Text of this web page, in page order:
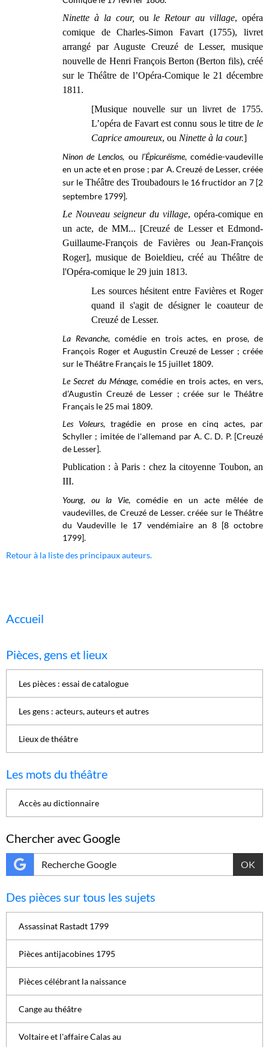
Ninette à la cour, ou le Retour au village, opéra
comique de Charles-Simon Favart (1755), livret
arrangé par Auguste Creuzé de Lesser, musique
nouvelle de Henri François Berton (Berton fils), créé
sur le Théâtre de l’Opéra-Comique le 21 décembre
1811.
[Musique nouvelle sur un livret de 1755.
L’opéra de Favart est connu sous le titre de le
Caprice amoureux, ou Ninette à la cour.]
Ninon de Lenclos, ou l’Épicuréisme, comédie-vaudeville
en un acte et en prose ; par A. Creuzé de Lesser, créée
sur le Théâtre des Troubadours le 16 fructidor an 7 [2
septembre 1799].
Le Nouveau seigneur du village, opéra-comique en
un acte, de MM... [Creuzé de Lesser et Edmond-
Guillaume-François de Favières ou Jean-François
Roger], musique de Boieldieu, créé au Théâtre de
l'Opéra-comique le 29 juin 1813.
Les sources hésitent entre Favières et Roger
quand il s'agit de désigner le coauteur de
Creuzé de Lesser.
La Revanche, comédie en trois actes, en prose, de
François Roger et Augustin Creuzé de Lesser ; créée
sur le Théâtre Français le 15 juillet 1809.
Le Secret du Ménage, comédie en trois actes, en vers,
d’Augustin Creuzé de Lesser ; créée sur le Théâtre
Français le 25 mai 1809.
Les Voleurs, tragédie en prose en cinq actes, par
Schyller ; imitée de l'allemand par A. C. D. P. [Creuzé
de Lesser].
Publication : à Paris : chez la citoyenne Toubon, an
III.
Young, ou la Vie, comédie en un acte mêlée de
vaudevilles, de Creuzé de Lesser. créée sur le Théâtre
du Vaudeville le 17 vendémiaire an 8 [8 octobre
1799].
Retour à la liste des principaux auteurs.
Accueil
Pièces, gens et lieux
Les pièces : essai de catalogue
Les gens : acteurs, auteurs et autres
Lieux de théâtre
Les mots du théâtre
Accès au dictionnaire
Chercher avec Google
OK
Des pièces sur tous les sujets
Assassinat Rastadt 1799
Pièces antijacobines 1795
Pièces célébrant la naissance
Cange au théâtre
Voltaire et l'affaire Calas au